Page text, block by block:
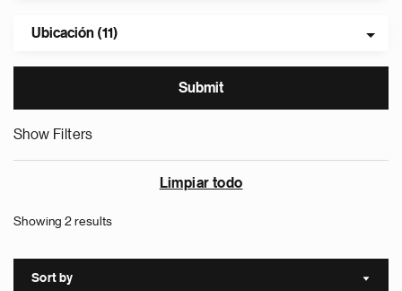
Ubicación (11)
Show Filters
Limpiar todo
Showing 2 results
Sort by Sort